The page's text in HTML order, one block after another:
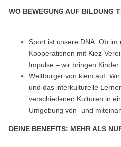
WO BEWEGUNG AUF BILDUNG
Sport ist unsere DNA: Ob
Kooperationen mit Kiez-
Impulse – wir bringen Kinder
Weltbürger von klein auf:
und das interkulturelle
verschiedenen Kulturen in
Umgebung von- und
DEINE BENEFITS: MEHR ALS